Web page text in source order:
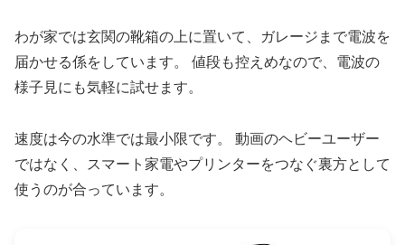
わが家では玄関の靴箱の上に置いて、ガレージまで電波を
届かせる係をしています。 値段も控えめなので、電波の
様子見にも気軽に試せます。
速度は今の水準では最小限です。 動画のヘビーユーザー
ではなく、スマート家電やプリンターをつなぐ裏方として
使うのが合っています。